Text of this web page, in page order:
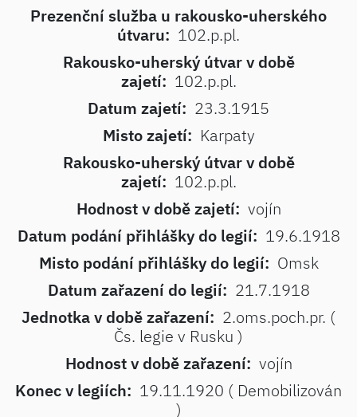
Prezenční služba u rakousko-uherského
útvaru: 102.p.pl.
Rakousko-uherský útvar v době
zajetí: 102.p.pl.
Datum zajetí: 23.3.1915
Misto zajetí: Karpaty
Rakousko-uherský útvar v době
zajetí: 102.p.pl.
Hodnost v době zajetí: vojín
Datum podání přihlášky do legií: 19.6.1918
Misto podání přihlášky do legií: Omsk
Datum zařazení do legií: 21.7.1918
Jednotka v době zařazení: 2.oms.poch.pr. (
Čs. legie v Rusku )
Hodnost v době zařazení: vojín
Konec v legiích: 19.11.1920 ( Demobilizován
)